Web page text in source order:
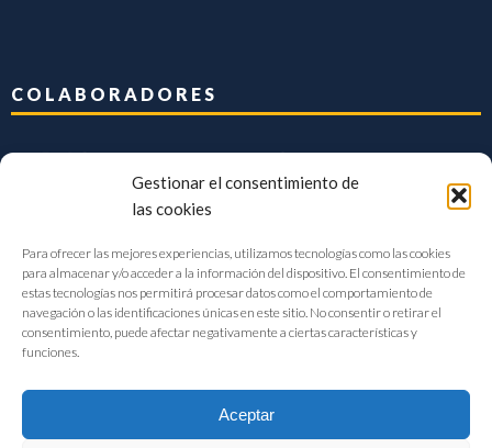
Gestionar el consentimiento de
las cookies
Para ofrecer las mejores experiencias, utilizamos tecnologías como las cookies
para almacenar y/o acceder a la información del dispositivo. El consentimiento de
estas tecnologías nos permitirá procesar datos como el comportamiento de
navegación o las identificaciones únicas en este sitio. No consentir o retirar el
consentimiento, puede afectar negativamente a ciertas características y
funciones.
Aceptar
COLABORADORES